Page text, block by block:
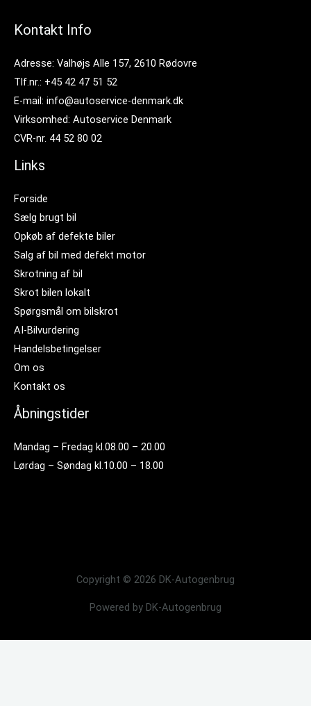
Kontakt Info
Adresse: Valhøjs Alle 157, 2610 Rødovre
Tlf.nr.: +45 42 47 51 52
E-mail: info@autoservice-denmark.dk
Virksomhed: Autoservice Denmark
CVR-nr. 44 52 80 02
Links
Forside
Sælg brugt bil
Opkøb af defekte biler
Salg af bil med defekt motor
Skrotning af bil
Skrot bilen lokalt
Spørgsmål om bilskrot
AI-Bilvurdering
Handelsbetingelser
Om os
Kontakt os
Åbningstider
Mandag – Fredag kl.08.00 – 20.00
Lørdag – Søndag kl.10.00 – 18.00
Copyright © 2026 DK-Autogenbrug
Powered by DK-Autogenbrug